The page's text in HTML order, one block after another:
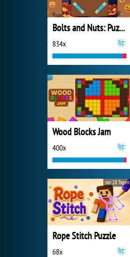
Bolts and Nuts: Puzzle
834x
Wood Blocks Jam
400x
Rope Stitch Puzzle
68x
vor 28 Tagen